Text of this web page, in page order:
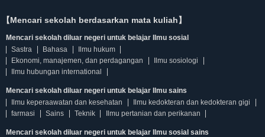
【Mencari sekolah berdasarkan mata kuliah】
Mencari sekolah diluar negeri untuk belajar Ilmu sosial
Sastra
Bahasa
Ilmu hukum
Ekonomi, manajemen, dan perdagangan
Ilmu sosiologi
Ilmu hubungan international
Mencari sekolah diluar negeri untuk belajar Ilmu sains
Ilmu keperaawatan dan kesehatan
Ilmu kedokteran dan kedokteran gigi
farmasi
Sains Teknik Ilmu pertanian dan perikanan
Mencari sekolah diluar negeri untuk belajar Ilmu sosial sains